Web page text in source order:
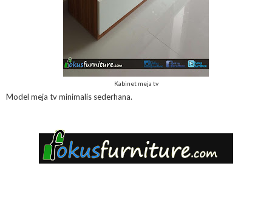
Kabinet meja tv
Model meja tv minimalis sederhana.